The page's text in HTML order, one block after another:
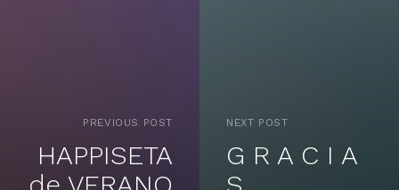
PREVIOUS POST
HAPPISETA
NEXT POST
G R A C I A